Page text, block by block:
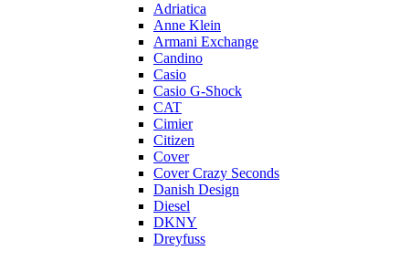
Adriatica
Anne Klein
Armani Exchange
Candino
Casio
Casio G-Shock
CAT
Cimier
Citizen
Cover
Cover Crazy Seconds
Danish Design
Diesel
DKNY
Dreyfuss